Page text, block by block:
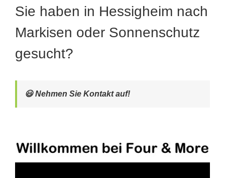
Sie haben in Hessigheim nach
Markisen oder Sonnenschutz
gesucht?
😃 Nehmen Sie Kontakt auf!